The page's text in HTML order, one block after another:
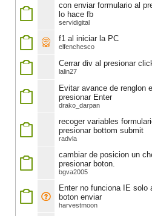
con enviar formulario al
lo hace fb
servidigital
f1 al iniciar la PC
elfenchesco
Cerrar div al presionar
lalin27
Evitar avance de renglon
presionar Enter
drako_darpan
recoger variables
presionar bottom submit
radvla
cambiar de posicion un
presionar boton.
bgva2005
Enter no funciona IE solo
boton enviar
harvestmoon